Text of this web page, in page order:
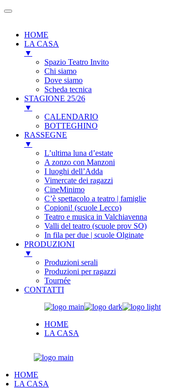
HOME
LA CASA
▼
Spazio Teatro Invito
Chi siamo
Dove siamo
Scheda tecnica
STAGIONE 25/26
▼
CALENDARIO
BOTTEGHINO
RASSEGNE
▼
L’ultima luna d’estate
A zonzo con Manzoni
I luoghi dell’Adda
Vimercate dei ragazzi
CineMinimo
C’è spettacolo a teatro | famiglie
Copioni! (scuole Lecco)
Teatro e musica in Valchiavenna
Valli del teatro (scuole prov SO)
In fila per due | scuole Olginate
PRODUZIONI
▼
Produzioni serali
Produzioni per ragazzi
Tournée
CONTATTI
HOME
LA CASA
HOME
LA CASA